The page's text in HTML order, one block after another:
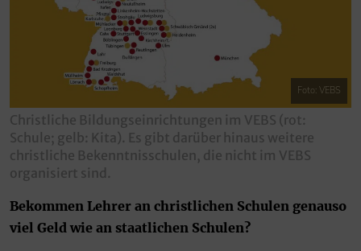
Foto: VEBS
Christliche Bildungseinrichtungen im VEBS (rot:
Schule; gelb: Kita). Es gibt darüber hinaus weitere
christliche Bekenntnisschulen, die nicht im VEBS
organisiert sind.
Bekommen Lehrer an christlichen Schulen genauso
viel Geld wie an staatlichen Schulen?